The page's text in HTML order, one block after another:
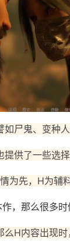
尸鬼、变种人
供了一些选
为先，H为辅
，那么很多
H内容出现时